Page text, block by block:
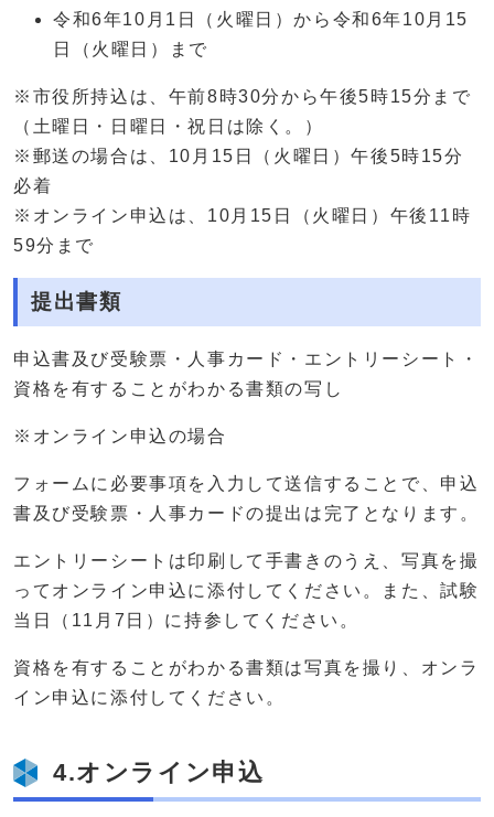
令和6年10月1日（火曜日）から令和6年10月15
日（火曜日）まで
※市役所持込は、午前8時30分から午後5時15分まで
（土曜日・日曜日・祝日は除く。）
※郵送の場合は、10月15日（火曜日）午後5時15分
必着
※オンライン申込は、10月15日（火曜日）午後11時
59分まで
提出書類
申込書及び受験票・人事カード・エントリーシート・
資格を有することがわかる書類の写し
※オンライン申込の場合
フォームに必要事項を入力して送信することで、申込
書及び受験票・人事カードの提出は完了となります。
エントリーシートは印刷して手書きのうえ、写真を撮
ってオンライン申込に添付してください。また、試験
当日（11月7日）に持参してください。
資格を有することがわかる書類は写真を撮り、オンラ
イン申込に添付してください。
4.オンライン申込